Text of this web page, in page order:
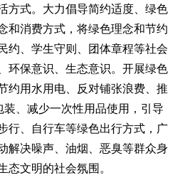
式。大力倡导简约适度、绿色
和消费方式，将绿色理念和节约
约、学生守则、团体章程等社会
环保意识、生态意识。开展绿色
约用水用电、反对铺张浪费、推
装、减少一次性用品使用，引导
行、自行车等绿色出行方式，广
解决噪声、油烟、恶臭等群众身
态文明的社会氛围。